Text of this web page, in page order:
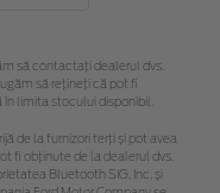
să contactaţi dealerul dvs.
să rețineți că pot fi
limita stocului disponibil.
de la furnizori terți și pot avea
fi obținute de la dealerul dvs.
Bluetooth SIG, Inc. și